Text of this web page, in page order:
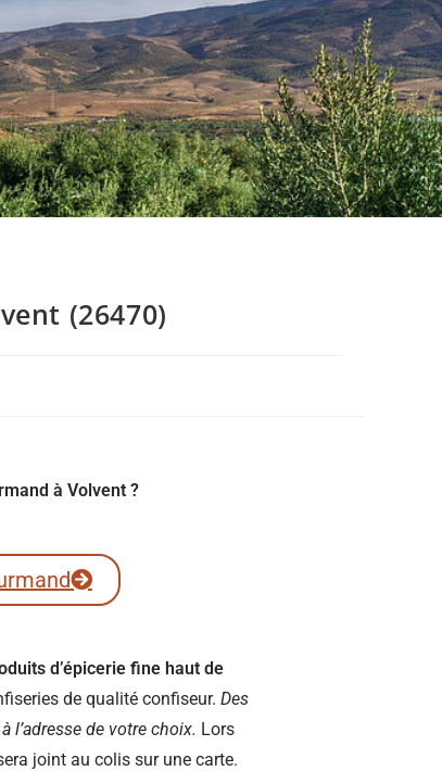
(26470)
à Volvent ?
d’épicerie fine haut de
de qualité confiseur. Des
l’adresse de votre choix. Lors
joint au colis sur une carte.